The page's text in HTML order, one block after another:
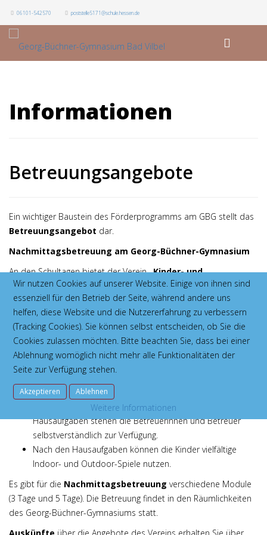
06101-542570 poststelle5171@schule.hessen.de
Informationen
Betreuungsangebote
Ein wichtiger Baustein des Förderprogramms am GBG stellt das
Betreuungsangebot dar.
Nachmittagsbetreuung am Georg-Büchner-Gymnasium
An den Schultagen bietet der Verein„Kinder- und
Schülerbetreuung am GBG Bad Vilbel e.V.“nach dem
Unterricht und bis 16 Uhr eine kostenpflichtige
Nachmittagsbetreuung an. Dieses Betreuungsangebot ist
vornehmlich für Schülerinnen und Schüler der 5. und 6. Klassen
gedacht.
Um 13 Uhr gehen die Betreuerinnen mit den Kindern zum
gemeinsamen Mittagessen in die Mensa.
Danach besteht ab 14 Uhr die Möglichkeit die
Hausaufgaben zu machen. Bei Fragen zu den
Hausaufgaben stehen die Betreuerinnen und Betreuer
selbstverständlich zur Verfügung.
Nach den Hausaufgaben können die Kinder vielfältige
Indoor- und Outdoor-Spiele nutzen.
Es gibt für die Nachmittagsbetreuung verschiedene Module
(3 Tage und 5 Tage). Die Betreuung findet in den Räumlichkeiten
des Georg-Büchner-Gymnasiums statt.
Wir nutzen Cookies auf unserer Website. Einige von ihnen sind
essenziell für den Betrieb der Seite, während andere uns
helfen, diese Website und die Nutzererfahrung zu verbessern
(Tracking Cookies). Sie können selbst entscheiden, ob Sie die
Cookies zulassen möchten. Bitte beachten Sie, dass bei einer
Ablehnung womöglich nicht mehr alle Funktionalitäten der
Seite zur Verfügung stehen.
Akzeptieren Ablehnen
Weitere Informationen